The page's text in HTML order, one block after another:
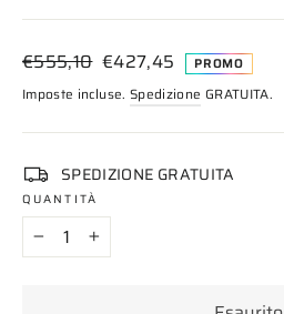
Prezzo
di
listino
€555,10 Prezzo
scontato
€427,45 PROMO
Imposte incluse. Spedizione GRATUITA.
SPEDIZIONE GRATUITA
QUANTITÀ
+